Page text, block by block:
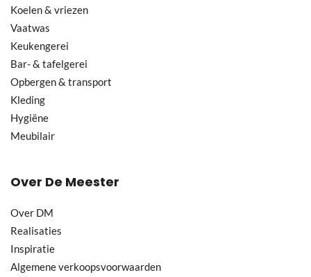
Koelen & vriezen
Vaatwas
Keukengerei
Bar- & tafelgerei
Opbergen & transport
Kleding
Hygiëne
Meubilair
Over De Meester
Over DM
Realisaties
Inspiratie
Algemene verkoopsvoorwaarden